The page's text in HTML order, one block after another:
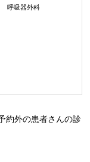
呼吸器外科
約外の患者さんの診